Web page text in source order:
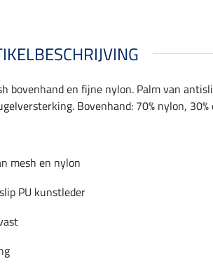
bovenhand en fijne nylon. Palm van
Bovenhand: 70% nylon,
mesh en nylon
PU kunstleder